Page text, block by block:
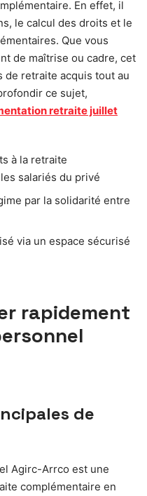
En effet, il
le calcul des droits et le
Que vous
de maîtrise ou cadre, cet
de retraite acquis tout au
ce sujet,
retraite juillet
à la retraite
salariés du privé
par la solidarité entre
via un espace sécurisé
rapidement
de
Agirc-Arrco est une
complémentaire en